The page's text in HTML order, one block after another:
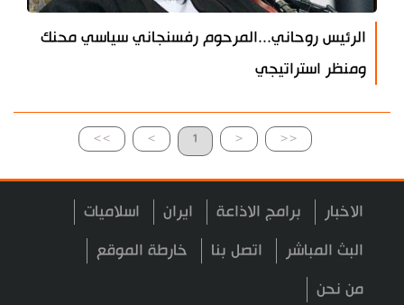
الرئيس روحاني...المرحوم رفسنجاني سياسي محنك
ومنظر استراتيجي
>> > 1 < <<
الاخبار برامج الاذاعة ايران اسلاميات
البث المباشر اتصل بنا خارطة الموقع
من نحن